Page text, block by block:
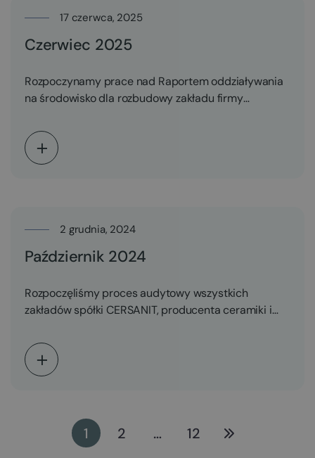
17 czerwca, 2025
Czerwiec 2025
Rozpoczynamy prace nad Raportem oddziaływania
na środowisko dla rozbudowy zakładu firmy
2 grudnia, 2024
Październik 2024
Rozpoczęliśmy proces audytowy wszystkich
zakładów spółki CERSANIT, producenta ceramiki i
1 2 … 12